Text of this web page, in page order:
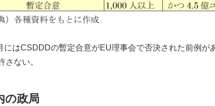
にはCSDDDの暫定合意がEU理事会で否決された前例
さない。
の政局